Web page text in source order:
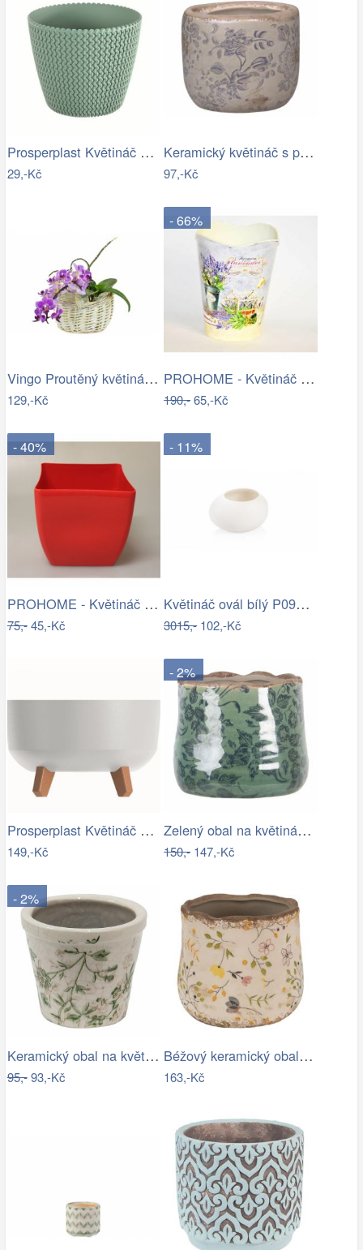
Prosperplast Květináč Splofy šalvěj,…
29,-Kč
Keramický květináč s popraskáním Melun …
97,-Kč
Vingo Proutěný květináč košíček s…
129,-Kč
- 66%
PROHOME - Květináč kulatý vysoký…
190,-65,-Kč
- 40%
PROHOME - Květináč COUBI 19 hranatý…
75,-45,-Kč
- 11%
Květináč ovál bílý P0990/2
3015,-102,-Kč
Prosperplast Květináč Gracyeen bílý,…
149,-Kč
- 2%
Zelený obal na květináč s květy a…
150,-147,-Kč
- 2%
Keramický obal na květináč se zelenými…
95,-93,-Kč
Béžový keramický obal na květináč se…
163,-Kč